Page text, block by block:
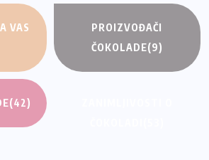
VAS
PROIZVOĐAČI
ČOKOLADE(9)
(42)